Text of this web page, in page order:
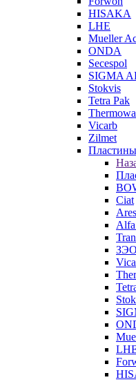
HISAKA
LHE
Mueller
ONDA
Secespol
SIGMA
Stokvis
Tetra Pak
Vicarb
Zilmet
Ciat
Ares
ЗЭО